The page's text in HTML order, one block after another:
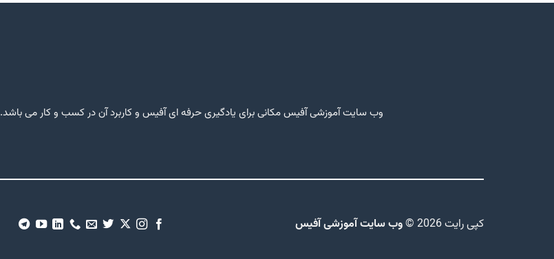
وب سایت آموزشی آفیس مکانی برای یادگیری حرفه ای آفیس و کاربرد آن در کسب و کار می باشد.
کپی رایت 2026 © وب سایت آموزشی آفیس